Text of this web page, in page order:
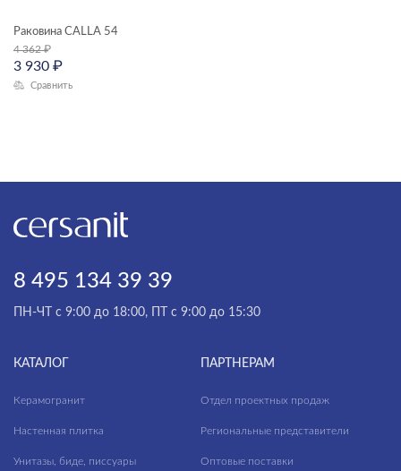
ТИП ПРОДУКТА
зеркала
инсталляции
кнопки для инсталляций
комплектующие для мебели
ЦЕНА, ₽
Раковина CALLA 54
4 362₽
3 930 ₽
Сравнить
8 495 134 39 39
ПН-ЧТ с 9:00 до 18:00, ПТ с 9:00 до 15:30
КАТАЛОГ
Керамогранит
Настенная плитка
Унитазы, биде, писсуары
ПАРТНЕРАМ
Отдел проектных продаж
Региональные представители
Оптовые поставки